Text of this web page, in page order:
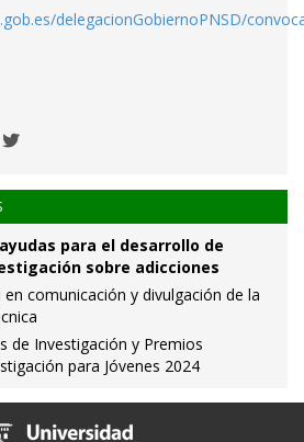
delegacionGobiernoPNSD/
para el desarrollo de
sobre adicciones
comunicación y divulgación de la
de Investigación y Premios
para Jóvenes 2024